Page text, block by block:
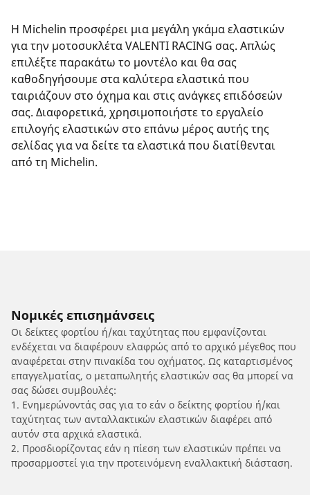
Η Michelin προσφέρει μια μεγάλη γκάμα ελαστικών
για την μοτοσυκλέτα VALENTI RACING σας. Απλώς
επιλέξτε παρακάτω το μοντέλο και θα σας
καθοδηγήσουμε στα καλύτερα ελαστικά που
ταιριάζουν στο όχημα και στις ανάγκες επιδόσεών
σας. Διαφορετικά, χρησιμοποιήστε το εργαλείο
επιλογής ελαστικών στο επάνω μέρος αυτής της
σελίδας για να δείτε τα ελαστικά που διατίθενται
από τη Michelin.
Νομικές επισημάνσεις
Οι δείκτες φορτίου ή/και ταχύτητας που εμφανίζονται
ενδέχεται να διαφέρουν ελαφρώς από το αρχικό μέγεθος που
αναφέρεται στην πινακίδα του οχήματος. Ως καταρτισμένος
επαγγελματίας, ο μεταπωλητής ελαστικών σας θα μπορεί να
σας δώσει συμβουλές:
1. Ενημερώνοντάς σας για το εάν ο δείκτης φορτίου ή/και
ταχύτητας των ανταλλακτικών ελαστικών διαφέρει από
αυτόν στα αρχικά ελαστικά.
2. Προσδιορίζοντας εάν η πίεση των ελαστικών πρέπει να
προσαρμοστεί για την προτεινόμενη εναλλακτική διάσταση.